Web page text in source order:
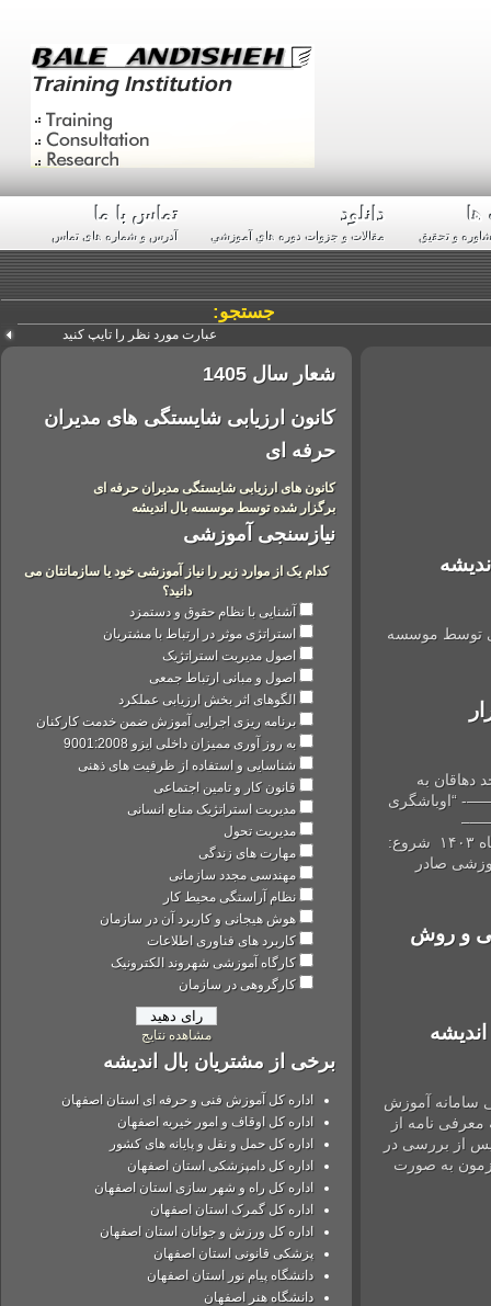
و تحقیق
دانلود
مقالات و جزوات دوره هاي آموزشي
تماس با ما
آدرس و شماره های تماس
جستجو:
موسسه
به
سخنران:دکتر علیرضا شیروانی —————- سه شنبه ۴ دی ماه ۱۴۰۳ شروع:
صادر
و روش
آموزش
نامه از
بررسی در
به صورت
شعار سال 1405
کانون ارزیابی شایستگی های مدیران
حرفه ای
کانون های ارزیابی شایستگی مدیران حرفه ای
برگزار شده توسط موسسه بال اندیشه
نیازسنجی آموزشی
کدام یک از موارد زیر را نیاز آموزشی خود یا سازمانتان می
دانید؟
آشنایی با نظام حقوق و دستمزد
استراتژی موثر در ارتباط با مشتریان
اصول مدیریت استراتژیک
اصول و مبانی ارتباط جمعی
الگوهای اثر بخش ارزیابی عملکرد
برنامه ریزی اجرایی آموزش ضمن خدمت کارکنان
به روز آوری ممیزان داخلی ایزو 9001:2008
شناسایی و استفاده از ظرفیت های ذهنی
قانون کار و تامین اجتماعی
مدیریت استراتژیک منابع انسانی
مدیریت تحول
مهارت های زندگی
مهندسی مجدد سازمانی
نظام آراستگی محیط کار
هوش هیجانی و کاربرد آن در سازمان
کاربرد های فناوری اطلاعات
کارگاه آموزشی شهروند الکترونیک
کارگروهی در سازمان
مشاهده نتایج
برخی از مشتریان بال اندیشه
اداره کل آموزش فنی و حرفه ای استان اصفهان
اداره کل اوقاف و امور خیریه اصفهان
اداره کل حمل و نقل و پایانه های کشور
اداره کل دامپزشکی استان اصفهان
اداره کل راه و شهر سازی استان اصفهان
اداره کل گمرک استان اصفهان
اداره کل ورزش و جوانان استان اصفهان
پزشکی قانونی استان اصفهان
دانشگاه پیام نور استان اصفهان
دانشگاه هنر اصفهان